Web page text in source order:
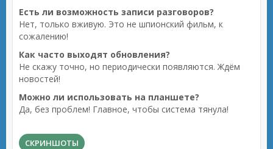
Есть ли возможность записи разговоров?
Нет, только вживую. Это не шпионский фильм, к
сожалению!
Как часто выходят обновления?
Не скажу точно, но периодически появляются. Ждём
новостей!
Можно ли использовать на планшете?
Да, без проблем! Главное, чтобы система тянула!
СКРИНШОТЫ